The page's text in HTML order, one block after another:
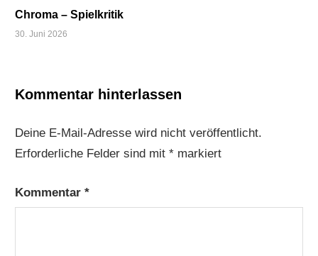
Chroma – Spielkritik
30. Juni 2026
Kommentar hinterlassen
Deine E-Mail-Adresse wird nicht veröffentlicht.
Erforderliche Felder sind mit* markiert
Kommentar*